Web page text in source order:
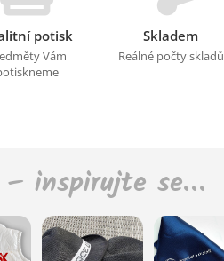
potisk
Vám
Skladem
Reálné počty skladů
– inspirujte se…